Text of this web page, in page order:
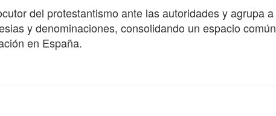
del protestantismo ante las autoridades y agrupa a
y denominaciones, consolidando un espacio común
en España.